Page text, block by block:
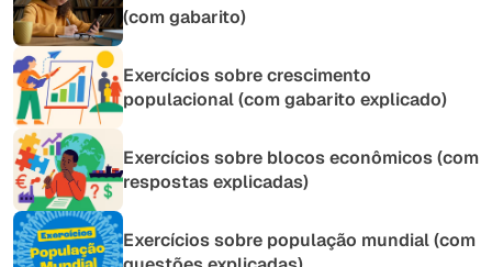
(com gabarito)
Exercícios sobre crescimento
populacional (com gabarito explicado)
Exercícios sobre blocos econômicos (com
respostas explicadas)
Exercícios sobre população mundial (com